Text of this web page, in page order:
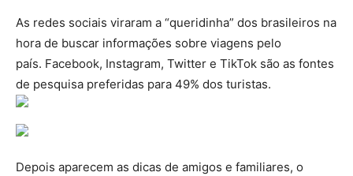
As redes sociais viraram a “queridinha” dos brasileiros na
hora de buscar informações sobre viagens pelo
país. Facebook, Instagram, Twitter e TikTok são as fontes
de pesquisa preferidas para 49% dos turistas.
Depois aparecem as dicas de amigos e familiares, o